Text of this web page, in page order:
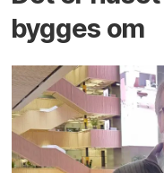
bygges om